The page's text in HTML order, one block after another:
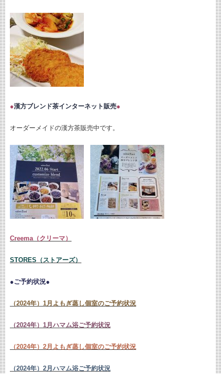
●漢方ブレンド茶インターネット販売●
オーダーメイドの漢方茶販売中です。
Creema（クリーマ）
STORES（ストアーズ）
●ご予約状況●
（2024年）1月よもぎ蒸し個室のご予約状況
（2024年）1月ハマム浴ご予約状況
（2024年）2月よもぎ蒸し個室のご予約状況
（2024年）2月ハマム浴ご予約状況